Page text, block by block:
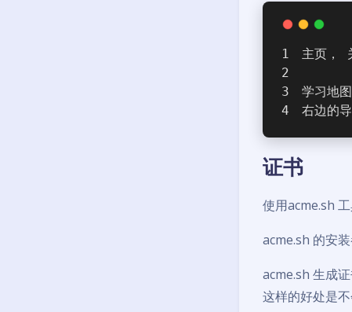
主页，
学习地
右边的
证书
使用acme.sh
acme.sh 的安
acme.sh 生成
这样的好处是